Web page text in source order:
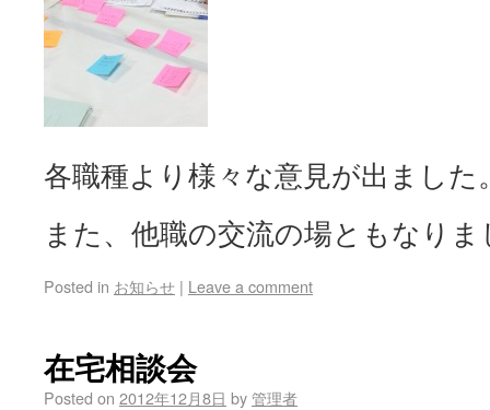
各職種より様々な意見が出ました
また、他職の交流の場ともなりま
Posted in お知らせ | Leave a comment
在宅相談会
Posted on 2012年12月8日 by管理者